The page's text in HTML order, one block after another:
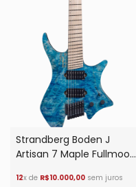
Strandberg Boden J
Artisan 7 Maple Fullmoon
12x de R$10.000,00 sem juros